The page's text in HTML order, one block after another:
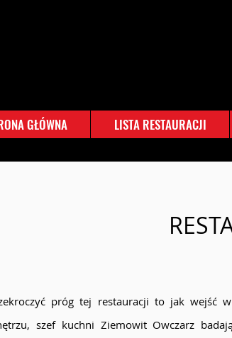
GŁÓWNA LISTA RESTAURACJI
próg tej restauracji to jak wejść
szef kuchni Ziemowit Owczarz